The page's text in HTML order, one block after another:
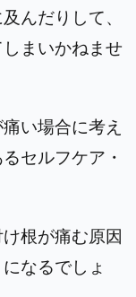
んだりして、
まいかねませ
い場合に考え
セルフケア・
根が痛む原因
なるでしょ